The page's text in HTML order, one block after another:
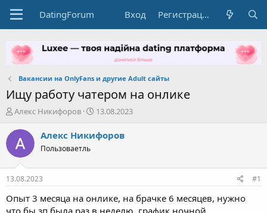
DatingForum Вход Регистрация
Вакансии на OnlyFans и другие Adult сайты
Ищу работу чатером на онлике
А
в
т
о
р
т
е
м
ы
Алекс Никифоров
Д
а
т
н
а
13.08.2023
Пользоваетль
13.08.2023
Опыт 3 месяца на онлике, на брачке 6 месяцев, нужно
что бы зп была раз в неделю, график ночной